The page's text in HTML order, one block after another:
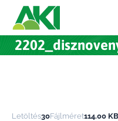
Letöltés30Fájlméret114.00 KB